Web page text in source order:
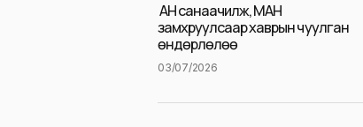
АН санаачилж, МАН
замхруулсаар хаврын чуулган
өндөрлөлөө
03/07/2026